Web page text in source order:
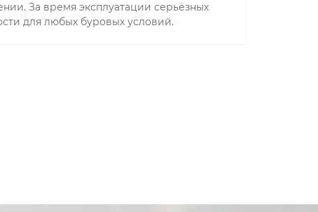
За время эксплуатации серьёзных
для любых буровых условий.